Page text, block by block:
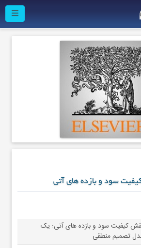
سود و بازده های آتی
کیفیت سود و بازده های آتی: یک
تصمیم منطقی